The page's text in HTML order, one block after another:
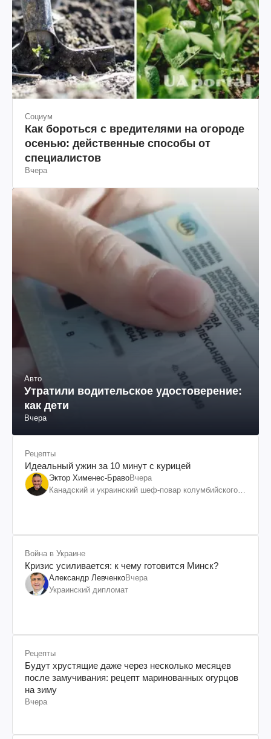
Социум
Как бороться с вредителями на огороде
осенью: действенные способы от
специалистов
Вчера
Авто
Утратили водительское удостоверение:
как дети
Вчера
Рецепты
Идеальный ужин за 10 минут с курицей
Эктор Хименес-БравоВчера
Канадский и украинский шеф-повар колумбийского
Война в Украине
Кризис усиливается: к чему готовится Минск?
Александр ЛевченкоВчера
Украинский дипломат
Рецепты
Будут хрустящие даже через несколько месяцев
после замучивания: рецепт маринованных огурцов
на зиму
Вчера